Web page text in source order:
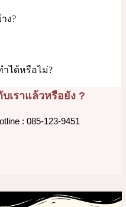
ง?
ได้หรือไม่?
เราแล้วหรือยัง ?
: 085-123-9451